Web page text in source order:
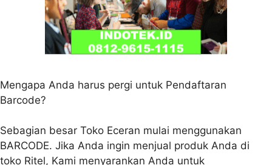
Mengapa Anda harus pergi untuk Pendaftaran
Barcode?
Sebagian besar Toko Eceran mulai menggunakan
BARCODE. Jika Anda ingin menjual produk Anda di
toko Ritel, Kami menyarankan Anda untuk